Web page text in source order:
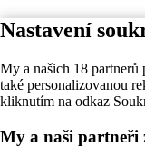
Nastavení
My a našich 18 partnerů
také personalizovanou
kliknutím na odkaz
My a naši partneři